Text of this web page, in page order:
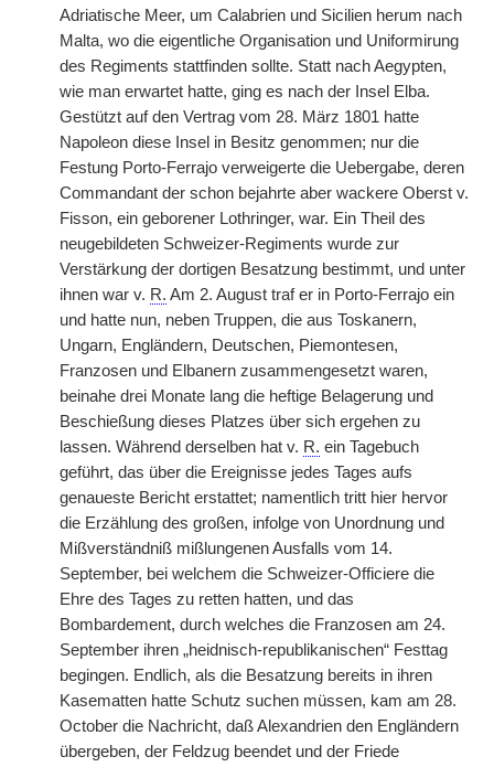
Adriatische Meer, um Calabrien und Sicilien herum nach
Malta, wo die eigentliche Organisation und Uniformirung
des Regiments stattfinden sollte. Statt nach Aegypten,
wie man erwartet hatte, ging es nach der Insel Elba.
Gestützt auf den Vertrag vom 28. März 1801 hatte
Napoleon diese Insel in Besitz genommen; nur die
Festung Porto-Ferrajo verweigerte die Uebergabe, deren
Commandant der schon bejahrte aber wackere Oberst v.
Fisson, ein geborener Lothringer, war. Ein Theil des
neugebildeten Schweizer-Regiments wurde zur
Verstärkung der dortigen Besatzung bestimmt, und unter
ihnen war v. R. Am 2. August traf er in Porto-Ferrajo ein
und hatte nun, neben Truppen, die aus Toskanern,
Ungarn, Engländern, Deutschen, Piemontesen,
Franzosen und Elbanern zusammengesetzt waren,
beinahe drei Monate lang die heftige Belagerung und
Beschießung dieses Platzes über sich ergehen zu
lassen. Während derselben hat v. R. ein Tagebuch
geführt, das über die Ereignisse jedes Tages aufs
genaueste Bericht erstattet; namentlich tritt hier hervor
die Erzählung des großen, infolge von Unordnung und
Mißverständniß mißlungenen Ausfalls vom 14.
September, bei welchem die Schweizer-Officiere die
Ehre des Tages zu retten hatten, und das
Bombardement, durch welches die Franzosen am 24.
September ihren „heidnisch-republikanischen“ Festtag
begingen. Endlich, als die Besatzung bereits in ihren
Kasematten hatte Schutz suchen müssen, kam am 28.
October die Nachricht, daß Alexandrien den Engländern
übergeben, der Feldzug beendet und der Friede